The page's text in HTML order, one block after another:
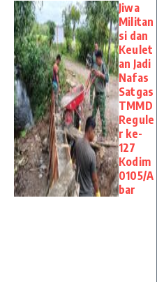
Jiwa
Militan
si dan
Keulet
an Jadi
Nafas
Satgas
TMMD
Regule
r ke-
127
Kodim
0105/A
bar